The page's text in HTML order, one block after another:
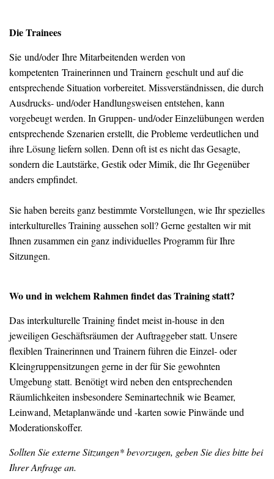
Die Trainees
Sie und/oder Ihre Mitarbeitenden werden von
kompetenten Trainerinnen und Trainern geschult und auf die
entsprechende Situation vorbereitet. Missverständnissen, die durch
Ausdrucks- und/oder Handlungsweisen entstehen, kann
vorgebeugt werden. In Gruppen- und/oder Einzelübungen werden
entsprechende Szenarien erstellt, die Probleme verdeutlichen und
ihre Lösung liefern sollen. Denn oft ist es nicht das Gesagte,
sondern die Lautstärke, Gestik oder Mimik, die Ihr Gegenüber
anders empfindet.
Sie haben bereits ganz bestimmte Vorstellungen, wie Ihr spezielles
interkulturelles Training aussehen soll? Gerne gestalten wir mit
Ihnen zusammen ein ganz individuelles Programm für Ihre
Sitzungen.
Wo und in welchem Rahmen findet das Training statt?
Das interkulturelle Training findet meist in-house in den
jeweiligen Geschäftsräumen der Auftraggeber statt. Unsere
flexiblen Trainerinnen und Trainern führen die Einzel- oder
Kleingruppensitzungen gerne in der für Sie gewohnten
Umgebung statt. Benötigt wird neben den entsprechenden
Räumlichkeiten insbesondere Seminartechnik wie Beamer,
Leinwand, Metaplanwände und -karten sowie Pinwände und
Moderationskoffer.
Sollten Sie externe Sitzungen* bevorzugen, geben Sie dies bitte bei
Ihrer Anfrage an.